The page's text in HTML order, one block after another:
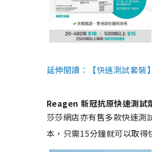
延伸閱讀：【快速測試套
Reagen 新冠抗原快速測試
莎莎網店亦有售多款快速
本，只需15分鐘就可以取得